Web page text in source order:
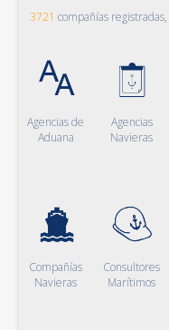
3721 compañías registradas,
Agencias de
Aduana
Agencias
Navieras
Compañías
Navieras
Consultores
Marítimos